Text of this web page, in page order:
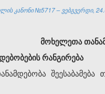
კანონი №5717 – ვებგვერდი,
მოხელეთა
რანგირება